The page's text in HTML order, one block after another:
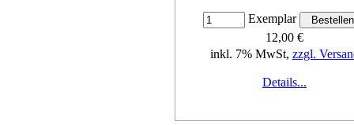
Exemplar
12,00 €
inkl. 7% MwSt, zzgl.
Details...